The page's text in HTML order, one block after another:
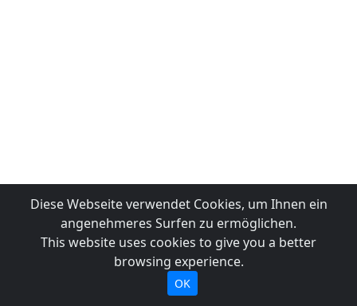
Diese Webseite verwendet Cookies, um Ihnen ein
angenehmeres Surfen zu ermöglichen.
This website uses cookies to give you a better
browsing experience.
OK